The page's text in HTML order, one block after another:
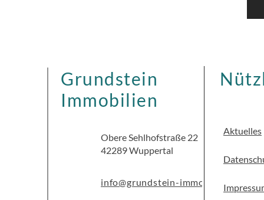
Grundstein
Immobilien
Obere Sehlhofstraße 22
42289 Wuppertal
info@grundstein-immobilien.com
Aktuelles